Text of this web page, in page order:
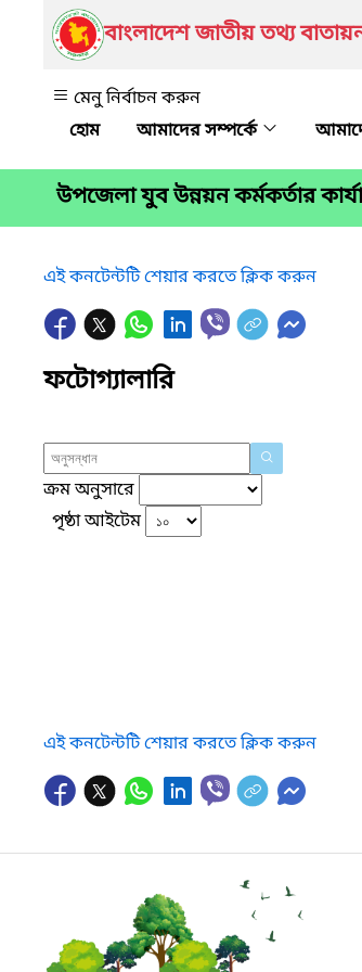
বাংলাদেশ জাতীয় তথ্য
মেনু নির্বাচন করুন
আমাদের সম্পর্কে
উপজেলা যুব উন্নয়ন কর্মকর্তার
এই কনটেন্টটি শেয়ার করতে ক্লিক করুন
ফটোগ্যালারি
ক্রম অনুসারে
পৃষ্ঠা আইটেম
এই কনটেন্টটি শেয়ার করতে ক্লিক করুন